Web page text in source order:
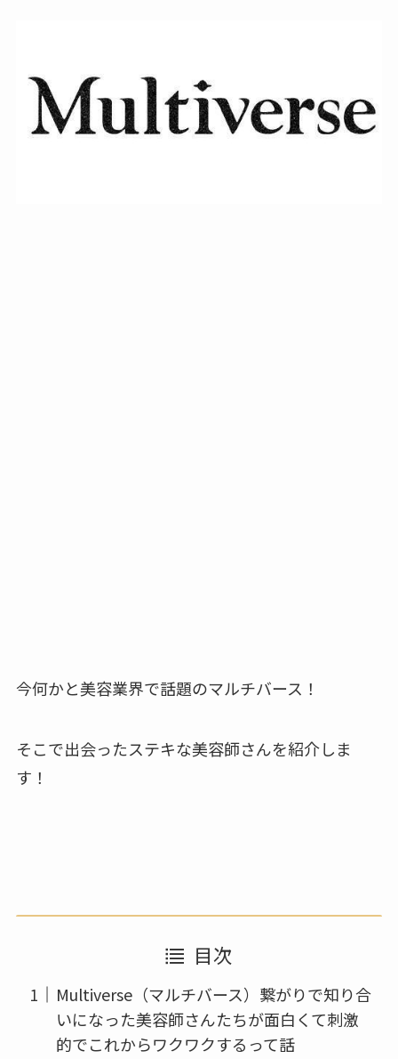
今何かと美容業界で話題のマルチバース！
そこで出会ったステキな美容師さんを紹介しま
す！
目次
Multiverse（マルチバース）繋がりで知り合
いになった美容師さんたちが面白くて刺激
的でこれからワクワクするって話